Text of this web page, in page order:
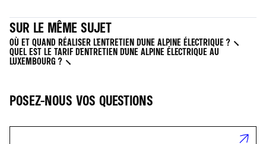
SUR LE MÊME SUJET
OÙ ET QUAND RÉALISER L'ENTRETIEN D'UNE ALPINE ÉLECTRIQUE ?
QUEL EST LE TARIF D'ENTRETIEN D'UNE ALPINE ÉLECTRIQUE AU
LUXEMBOURG ?
POSEZ-NOUS VOS QUESTIONS